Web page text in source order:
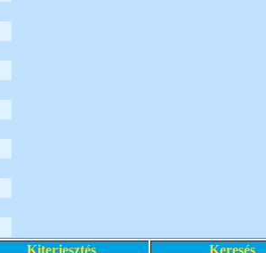
Kiterjesztés Keresés